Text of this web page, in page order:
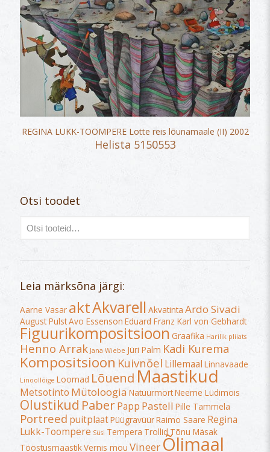
REGINA LUKK-TOOMPERE Lotte reis lõunamaale (II) 2002
Helista 5150553
Otsi toodet
Leia märksõna järgi:
Aarne Vasar aktAkvarell Akvatinta Ardo Sivadi
August PulstAvo Essenson Eduard Franz Karl von Gebhardt
Figuurikompositsioon Graafika Harilik pliiats
Henno Arrak Jana Wiebe Jüri Palm Kadi Kurema
Kompositsioon Kuivnõel Lillemaal Linnavaade
Linoollõige Loomad Lõuend Maastikud
Metsotinto Mütoloogia NatüürmortNeeme Lüdimois
Olustikud PaberPapp Pastell Pille Tammela
Portreed puitplaatPüügravüürRaimo Saare Regina
Lukk-Toompere Süsi Tempera Trollid Tõnu Mäsak
TööstusmaastikVernis mou Vineer Õlimaal